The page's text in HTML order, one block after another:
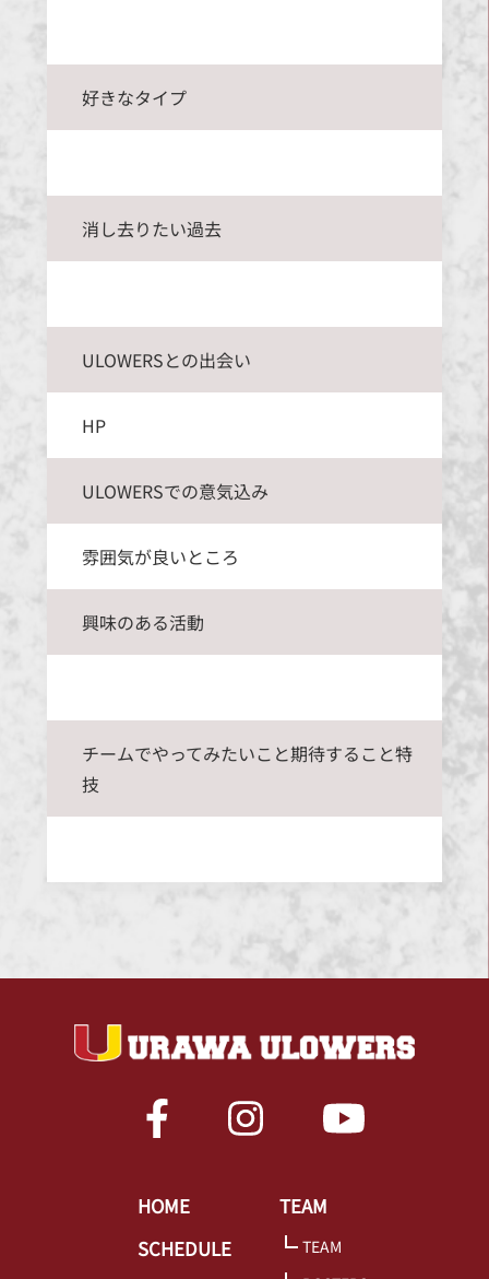
好きなタイプ
消し去りたい過去
ULOWERSとの出会い
HP
ULOWERSでの意気込み
雰囲気が良いところ
興味のある活動
チームでやってみたいこと期待すること特
技
HOME
SCHEDULE
TEAM
TEAM